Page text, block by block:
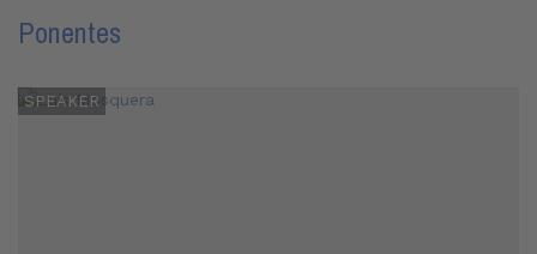
Ponentes
SPEAKER